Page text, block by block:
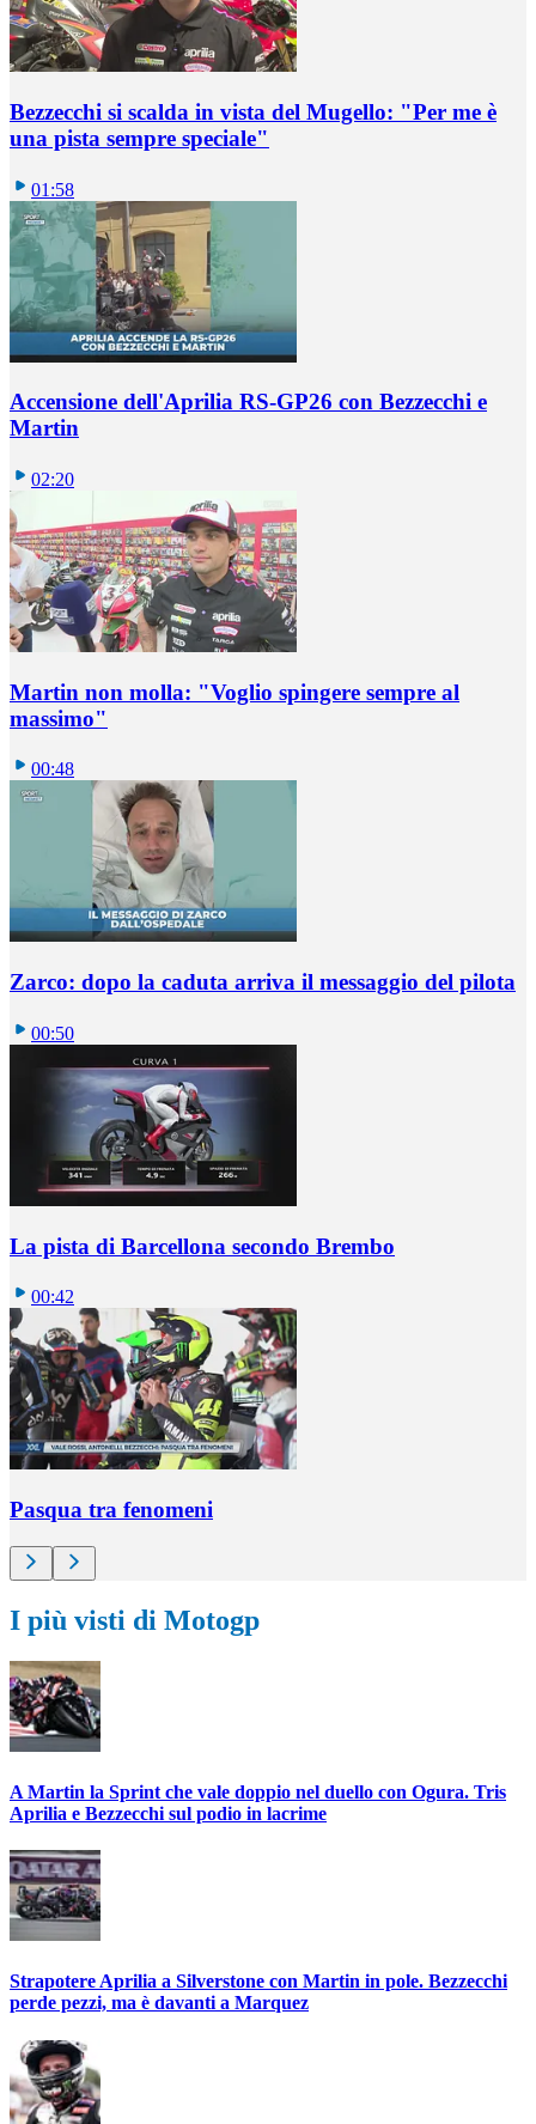
Bezzecchi si scalda in vista del Mugello: "Per me è
una pista sempre speciale"
01:58
Accensione dell'Aprilia RS-GP26 con Bezzecchi e
Martin
02:20
Martin non molla: "Voglio spingere sempre al
massimo"
00:48
Zarco: dopo la caduta arriva il messaggio del pilota
00:50
La pista di Barcellona secondo Brembo
00:42
Pasqua tra fenomeni
I più visti di Motogp
A Martin la Sprint che vale doppio nel duello con Ogura. Tris
Aprilia e Bezzecchi sul podio in lacrime
Strapotere Aprilia a Silverstone con Martin in pole. Bezzecchi
perde pezzi, ma è davanti a Marquez